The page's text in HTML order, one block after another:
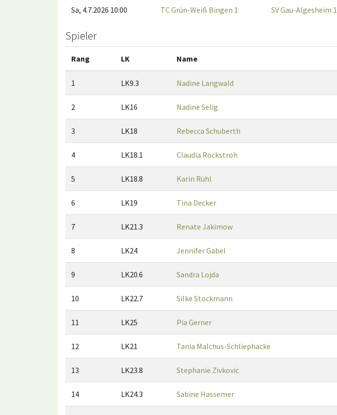
Sa, 4.7.2026 10:00 TC Grün-Weiß Bingen 1 SV Gau-Algesheim 1
Spieler
Rang LK Name
1 LK9.3 Nadine Langwald
2 LK16 Nadine Selig
3 LK18 Rebecca Schuberth
4 LK18.1 Claudia Rockstroh
5 LK18.8 Karin Rühl
6 LK19 Tina Decker
7 LK21.3 Renate Jakimow
8 LK24 Jennifer Gabel
9 LK20.6 Sandra Lojda
10 LK22.7 Silke Stockmann
11 LK25 Pia Gerner
12 LK21 Tania Malchus-Schliephacke
13 LK23.8 Stephanie Zivkovic
14 LK24.3 Sabine Hassemer